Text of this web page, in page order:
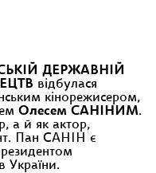
ДЕРЖАВНІЙ
відбулася
кінорежисером,
Олесем САНІНИМ.
а й як актор,
Пан САНІН є
України.